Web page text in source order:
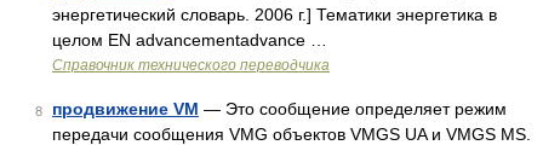
энергетический словарь. 2006 г.] Тематики энергетика в
целом EN advancementadvance …
Справочник технического переводчика
8 продвижение VM — Это сообщение определяет режим
передачи сообщения VMG объектов VMGS UA и VMGS MS.